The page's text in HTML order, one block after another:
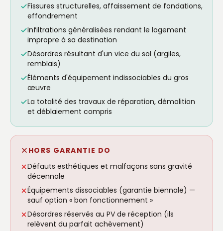
Fissures structurelles, affaissement de fondations,
effondrement
Infiltrations généralisées rendant le logement
impropre à sa destination
Désordres résultant d'un vice du sol (argiles,
remblais)
Éléments d'équipement indissociables du gros
œuvre
La totalité des travaux de réparation, démolition
et déblaiement compris
HORS GARANTIE DO
Défauts esthétiques et malfaçons sans gravité
décennale
Équipements dissociables (garantie biennale) —
sauf option « bon fonctionnement »
Désordres réservés au PV de réception (ils
relèvent du parfait achèvement)